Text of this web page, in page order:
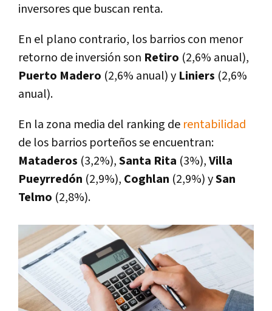
inversores que buscan renta.
En el plano contrario, los barrios con menor
retorno de inversión son Retiro (2,6% anual),
Puerto Madero (2,6% anual) y Liniers (2,6%
anual).
En la zona media del ranking de rentabilidad
de los barrios porteños se encuentran:
Mataderos (3,2%),Santa Rita (3%),Villa
Pueyrredón (2,9%), Coghlan (2,9%) ySan
Telmo (2,8%).